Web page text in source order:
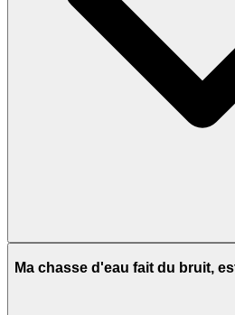
Ma chasse d'eau fait du bruit,